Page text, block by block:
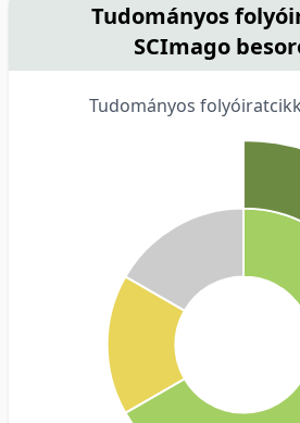
Tudományos
SCImago
Tudományos